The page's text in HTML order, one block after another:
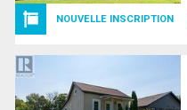
NOUVELLE INSCRIPTION